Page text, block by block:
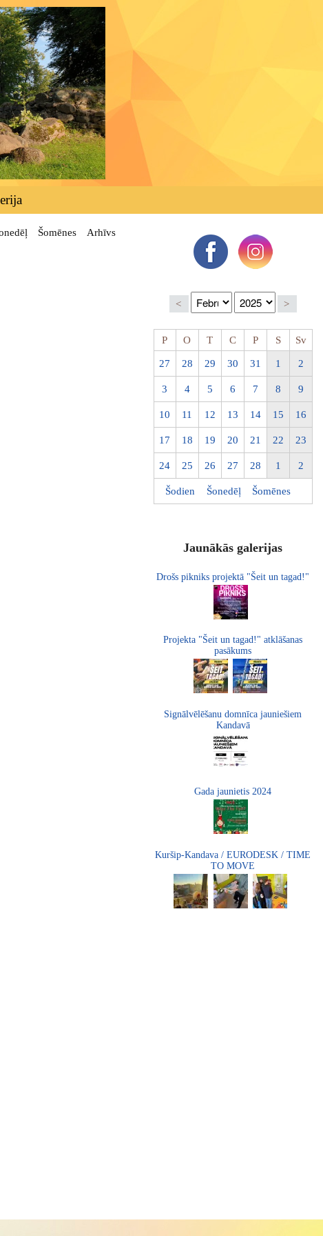
Šomēnes Arhīvs
< >
P O T C P S Sv
27 28 29 30 31 1 2
3 4 5 6 7 8 9
10 11 12 13 14 15 16
17 18 19 20 21 22 23
24 25 26 27 28 1 2
Šodien Šonedēļ Šomēnes
Jaunākās galerijas
Drošs pikniks projektā "Šeit un tagad!"
Projekta "Šeit un tagad!" atklāšanas
pasākums
Signālvēlēšanu domnīca jauniešiem
Kandavā
Gada jaunietis 2024
Kuršip-Kandava / EURODESK / TIME
TO MOVE